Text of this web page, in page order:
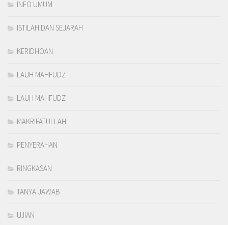
INFO UMUM
ISTILAH DAN SEJARAH
KERIDHOAN
LAUH MAHFUDZ
LAUH MAHFUDZ
MAKRIFATULLAH
PENYERAHAN
RINGKASAN
TANYA JAWAB
UJIAN